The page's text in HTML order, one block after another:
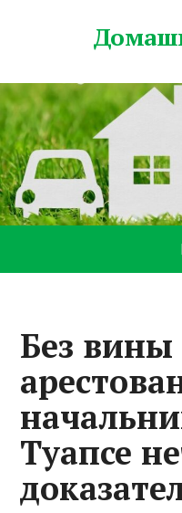
Без вины
Туапсе